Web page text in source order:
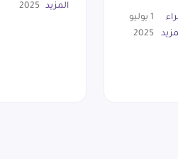
1 يوليو
2025
المزيد 2025